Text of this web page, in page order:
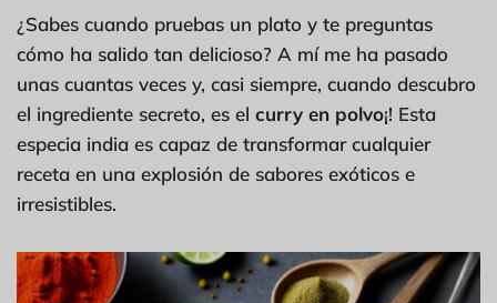
¿Sabes cuando pruebas un plato y te preguntas
cómo ha salido tan delicioso? A mí me ha pasado
unas cuantas veces y, casi siempre, cuando descubro
el ingrediente secreto, es el curry en polvo¡! Esta
especia india es capaz de transformar cualquier
receta en una explosión de sabores exóticos e
irresistibles.